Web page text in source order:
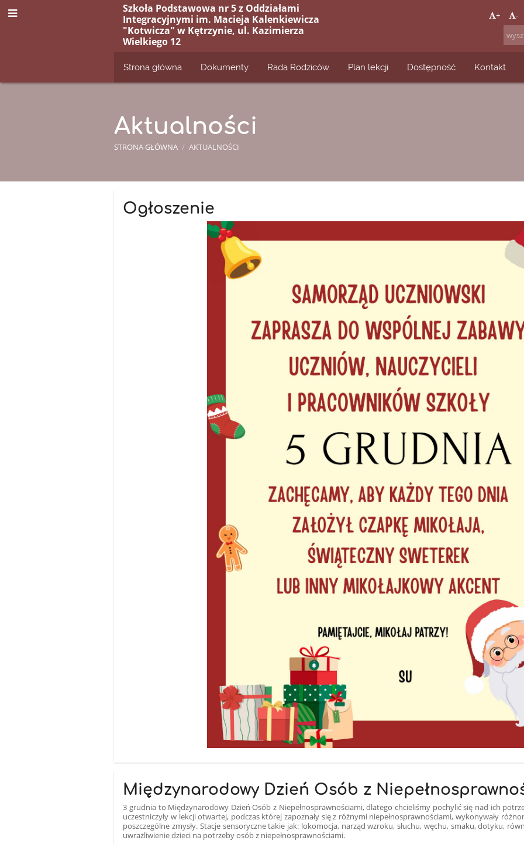
Szkoła Podstawowa nr 5 z Oddziałami
Integracyjnymi im. Macieja Kalenkiewicza
"Kotwicza" w Kętrzynie, ul. Kazimierza
Wielkiego 12
+ -
Strona główna Dokumenty Rada Rodziców Plan lekcji Dostępność Kontakt
Aktualności
STRONA GŁÓWNA / AKTUALNOŚCI
Aktualności
Ogłoszenie
Międzynarodowy Dzień Osób z
3 grudnia to Międzynarodowy Dzień Osób z Niepełnosprawnościami, dlatego chcieliśmy pochylić się nad ich
uczestniczyły w lekcji otwartej, podczas której zapoznały się z różnymi niepełnosprawnościami, wykonywały
poszczególne zmysły. Stacje sensoryczne takie jak: lokomocja, narząd wzroku, słuchu, węchu, smaku, dotyku,
uwrażliwienie dzieci na potrzeby osób z niepełnosprawnościami.